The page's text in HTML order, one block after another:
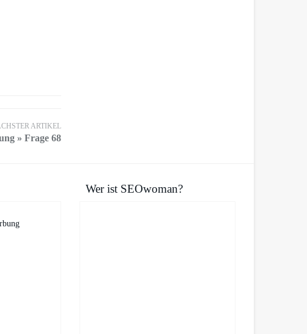
ARTIKEL
» Frage 68
Wer ist SEOwoman?